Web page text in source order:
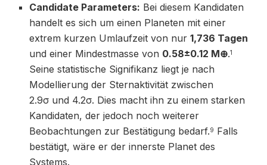
Candidate Parameters: Bei diesem Kandidaten
handelt es sich um einen Planeten mit einer
extrem kurzen Umlaufzeit von nur1,736 Tagen
und einer Mindestmasse von 0.58±0.12 M⊕​.1
Seine statistische Signifikanz liegt je nach
Modellierung der Sternaktivität zwischen
2.9σ und 4.2σ. Dies macht ihn zu einem starken
Kandidaten, der jedoch noch weiterer
Beobachtungen zur Bestätigung bedarf.9 Falls
bestätigt, wäre er der innerste Planet des
Systems.